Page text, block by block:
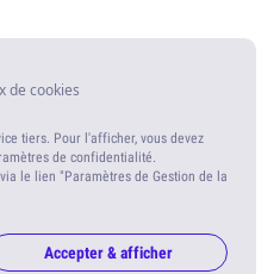
de cookies
tiers. Pour l'afficher, vous devez
de confidentialité.
le lien "Paramètres de Gestion de la
Accepter & afficher